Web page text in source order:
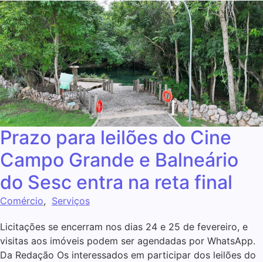
Prazo para leilões do Cine
Campo Grande e Balneário
do Sesc entra na reta final
Comércio, Serviços
Licitações se encerram nos dias 24 e 25 de fevereiro, e
visitas aos imóveis podem ser agendadas por WhatsApp.
Da Redação Os interessados em participar dos leilões do